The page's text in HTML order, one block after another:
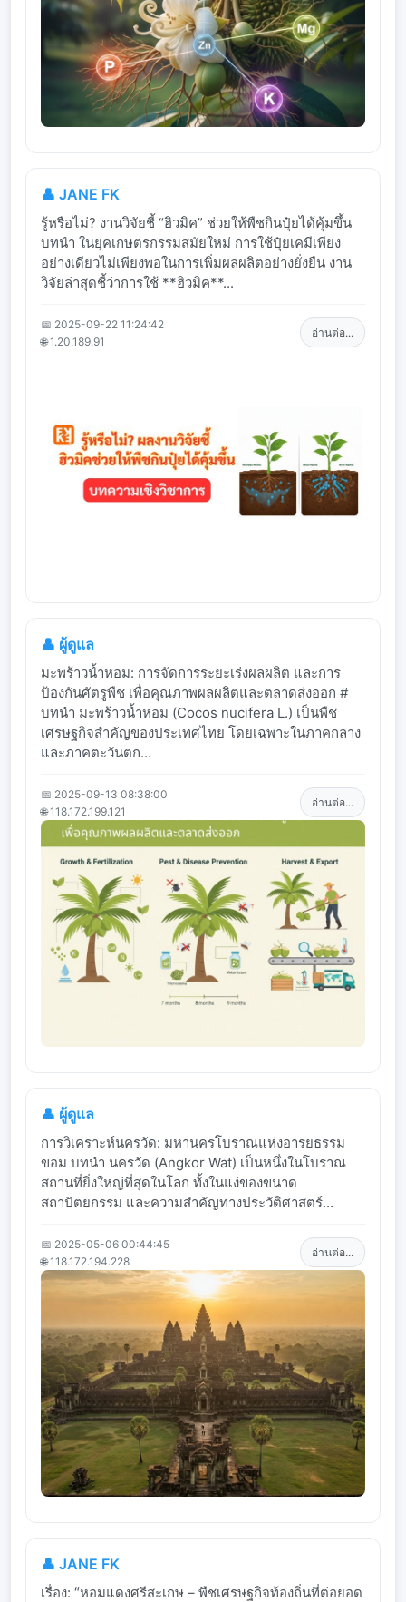
👤 JANE FK
รู้หรือไม่? งานวิจัยชี้ “ฮิวมิค” ช่วยให้พืชกินปุ๋ยได้คุ้มขึ้น
บทนำ ในยุคเกษตรกรรมสมัยใหม่ การใช้ปุ๋ยเคมีเพียง
อย่างเดียวไม่เพียงพอในการเพิ่มผลผลิตอย่างยั่งยืน งาน
วิจัยล่าสุดชี้ว่าการใช้ **ฮิวมิค**...
📅 2025-09-22 11:24:42
🌐 1.20.189.91
อ่านต่อ...
👤 ผู้ดูแล
มะพร้าวน้ำหอม: การจัดการระยะเร่งผลผลิต และการ
ป้องกันศัตรูพืช เพื่อคุณภาพผลผลิตและตลาดส่งออก #
บทนำ มะพร้าวน้ำหอม (Cocos nucifera L.) เป็นพืช
เศรษฐกิจสำคัญของประเทศไทย โดยเฉพาะในภาคกลาง
และภาคตะวันตก...
📅 2025-09-13 08:38:00
🌐 118.172.199.121
อ่านต่อ...
👤 ผู้ดูแล
การวิเคราะห์นครวัด: มหานครโบราณแห่งอารยธรรม
ขอม บทนำ นครวัด (Angkor Wat) เป็นหนึ่งในโบราณ
สถานที่ยิ่งใหญ่ที่สุดในโลก ทั้งในแง่ของขนาด
สถาปัตยกรรม และความสำคัญทางประวัติศาสตร์...
📅 2025-05-06 00:44:45
🌐 118.172.194.228
อ่านต่อ...
👤 JANE FK
เรื่อง: “หอมแดงศรีสะเกษ – พืชเศรษฐกิจท้องถิ่นที่ต่อยอด